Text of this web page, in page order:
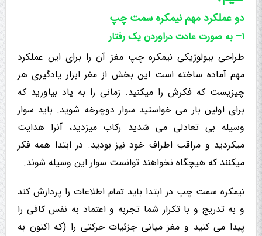
دو عملکرد مهم نیمکره سمت چپ
١– به صورت عادت دراوردن یک رفتار
طراحی بیولوژیکی نیمکره چپ مغز آن را برای این عملکرد
مهم آماده ساخته است این بخش از مغر ابزار یادگیری هر
چیزیست که فکرش را میکنید. زمانی را به یاد بیاورید که
برای اولین بار می خواستید سوار دوچرخه شوید. باید سوار
وسیله بی تعادلی می شدید رکاب میزدید، آنرا هدایت
میکردید و مراقب اطراف خود نیز بودید. در ابتدا همه فکر
میکنند که هیچگاه نخواهند توانست سوار این وسیله شوند.
نیمکره سمت چپ در ابتدا باید تمام اطلاعات را پردازش کند
و به تدریج و با تکرار شما تجربه و اعتماد به نفس کافی را
پیدا می کنید و مغز میانی جزئیات حرکتی را (که اکنون به